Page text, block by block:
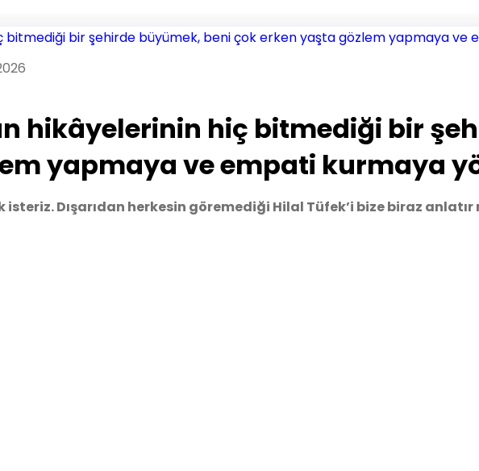
hikâyelerinin hiç bitmediği bir
yapmaya ve empati kurmaya
Dışarıdan herkesin göremediği Hilal Tüfek’i bize biraz anlatır